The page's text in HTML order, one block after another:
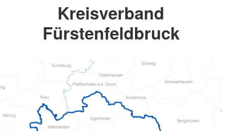
Kreisverband
Fürstenfeldbruck